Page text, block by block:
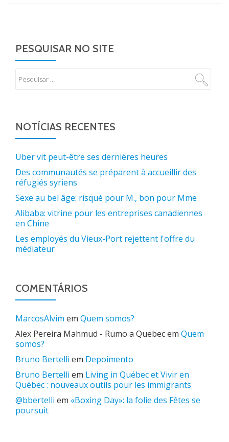
PESQUISAR NO SITE
NOTÍCIAS RECENTES
Uber vit peut-être ses dernières heures
Des communautés se préparent à accueillir des
réfugiés syriens
Sexe au bel âge: risqué pour M., bon pour Mme
Alibaba: vitrine pour les entreprises canadiennes
en Chine
Les employés du Vieux-Port rejettent l'offre du
médiateur
COMENTÁRIOS
MarcosAlvim em Quem somos?
Alex Pereira Mahmud - Rumo a Quebecem Quem
somos?
Bruno Bertelli em Depoimento
Bruno Bertelli em Living in Québec et Vivir en
Québec : nouveaux outils pour les immigrants
@bbertelli em «Boxing Day»: la folie des Fêtes se
poursuit